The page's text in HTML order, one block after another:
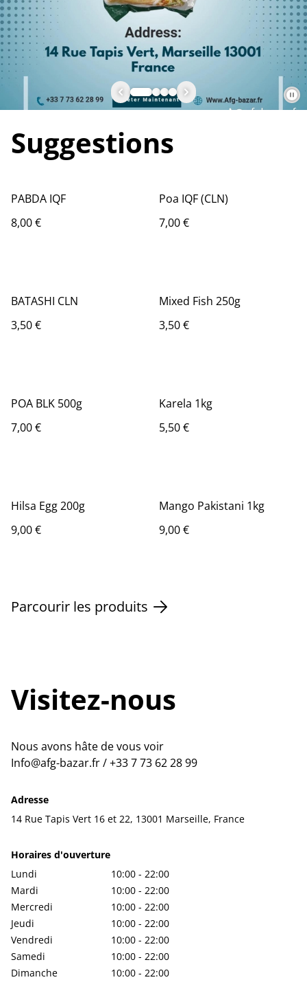
Suggestions
PABDA IQF
8,00 €
Poa IQF (CLN)
7,00 €
BATASHI CLN
3,50 €
Mixed Fish 250g
3,50 €
POA BLK 500g
7,00 €
Karela 1kg
5,50 €
Hilsa Egg 200g
9,00 €
Mango Pakistani 1kg
9,00 €
Parcourir les produits
Visitez-nous
Nous avons hâte de vous voir
Info@afg-bazar.fr / +33 7 73 62 28 99
Adresse
14 Rue Tapis Vert 16 et 22, 13001 Marseille, France
Horaires d'ouverture
Lundi
10:00 - 22:00
Mardi
10:00 - 22:00
Mercredi
10:00 - 22:00
Jeudi
10:00 - 22:00
Vendredi
10:00 - 22:00
Samedi
10:00 - 22:00
Dimanche
10:00 - 22:00